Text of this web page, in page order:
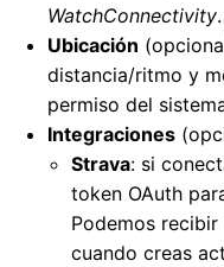
WatchConnectivity.
Ubicación
distancia/ritmo y
permiso del
Integraciones
Strava: si
token OAuth
Podemos
cuando creas